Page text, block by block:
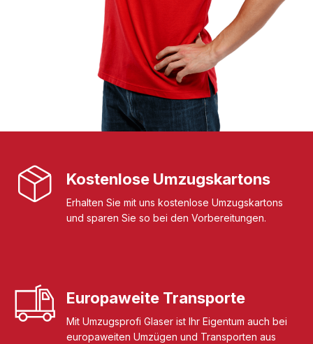
Kostenlose Umzugskartons
Erhalten Sie mit uns kostenlose Umzugskartons
und sparen Sie so bei den Vorbereitungen.
Europaweite Transporte
Mit Umzugsprofi Glaser ist Ihr Eigentum auch bei
europaweiten Umzügen und Transporten aus